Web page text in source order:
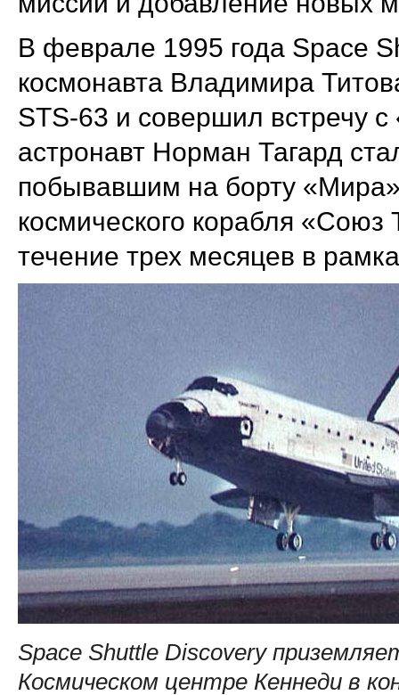
В феврале 1995 года Space
космонавта Владимира
STS-63 и совершил встречу
астронавт Норман Тагард
побывавшим на борту
космического корабля
течение трех месяцев в
Space Shuttle Discovery
Космическом центре Кеннеди в